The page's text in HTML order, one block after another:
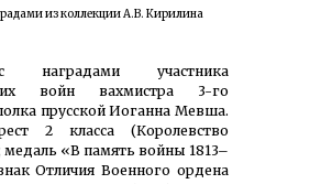
из коллекции А.В. Кирилина
наградами участника
войн вахмистра 3-го
прусской Иоганна Мевша.
2 класса (Королевство
медаль «В память войны 1813–
Отличия Военного ордена